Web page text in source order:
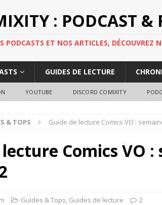
: PODCAST &
PODCASTS ET NOS ARTICLES, DÉCOUVREZ
GUIDES DE LECTURE
YOUTUBE DISCORD COMIXITY
& TOPS Guide de lecture Comics VO :
Comics VO :
Guides & Tops, Guides de lecture 2